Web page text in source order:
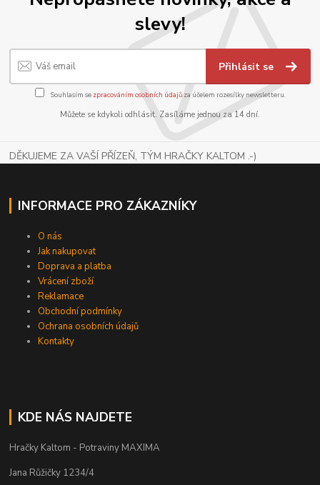
slevy!
Přihlásit se
Souhlasím se zpracováním osobních údajůza účelem rozesílky newsletteru.
Můžete se kdykoli odhlásit. Zasíláme jednou za 14 dní.
DĚKUJEME ZA VAŠÍ PŘÍZEŇ, TÝM HRAČKY KALTOM .-)
INFORMACE PRO ZÁKAZNÍKY
O nás
Jak nakupovat
Doprava a platba
Vrácení zboží
Reklamace
Obchodní podmínky
Ochrana osobních údajů
Kontakty
KDE NÁS NAJDETE
Hračky Kaltom - Potraviny MAXIMA
Jana Růžičky 1234/4